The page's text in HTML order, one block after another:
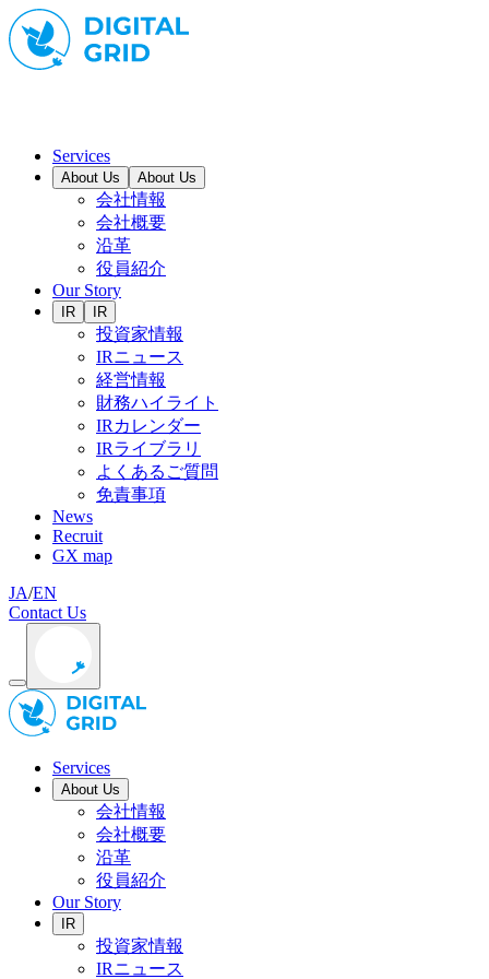
Services
About Us About Us
会社情報
会社概要
沿革
役員紹介
Our Story
IR IR
投資家情報
IRニュース
経営情報
財務ハイライト
IRカレンダー
IRライブラリ
よくあるご質問
免責事項
News
Recruit
GX map
JA/EN
Contact Us
Services
About Us
会社情報
会社概要
沿革
役員紹介
Our Story
IR
投資家情報
IRニュース